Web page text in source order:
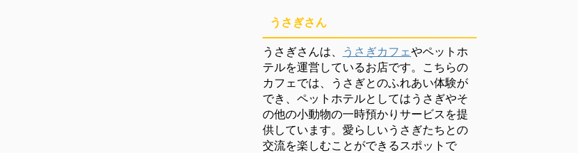
うさぎさん
うさぎさんは、 うさぎカフェやペットホ
テルを運営しているお店です。こちらの
カフェでは、うさぎとのふれあい体験が
でき、ペットホテルとしてはうさぎやそ
の他の小動物の一時預かりサービスを提
供しています。愛らしいうさぎたちとの
交流を楽しむことができるスポットで